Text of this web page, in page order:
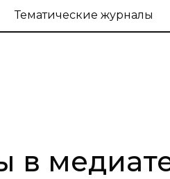
Тематические журналы
в